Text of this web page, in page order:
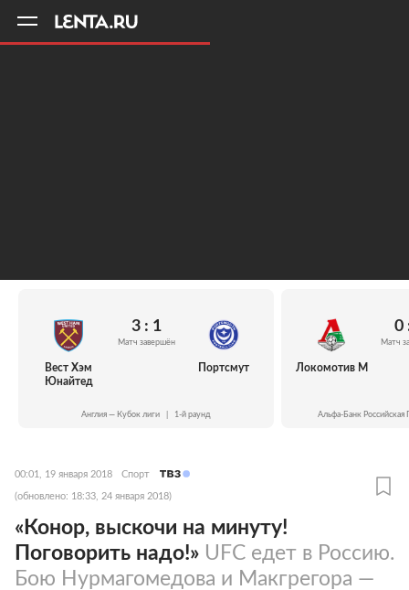
Вест Хэм
Юнайтед
3 : 1
Матч завершён
Портсмут
Англия — Кубок лиги 1-й раунд
Локомотив М
0
Матч
Альфа-Банк Российская
00:01, 19 января 2018 Спорт
(обновлено: 18:33, 24 января 2018)
«Конор, выскочи на минуту!
Поговорить надо!» UFC едет в Россию.
Бою Нурмагомедова и Макгрегора —